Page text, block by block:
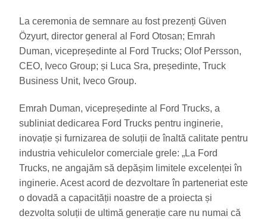
La ceremonia de semnare au fost prezenți Güven
Özyurt, director general al Ford Otosan; Emrah
Duman, vicepreședinte al Ford Trucks; Olof Persson,
CEO, Iveco Group; și Luca Sra, președinte, Truck
Business Unit, Iveco Group.
Emrah Duman, vicepreședinte al Ford Trucks, a
subliniat dedicarea Ford Trucks pentru inginerie,
inovație și furnizarea de soluții de înaltă calitate pentru
industria vehiculelor comerciale grele: „La Ford
Trucks, ne angajăm să depășim limitele excelenței în
inginerie. Acest acord de dezvoltare în parteneriat este
o dovadă a capacității noastre de a proiecta și
dezvolta soluții de ultimă generație care nu numai că